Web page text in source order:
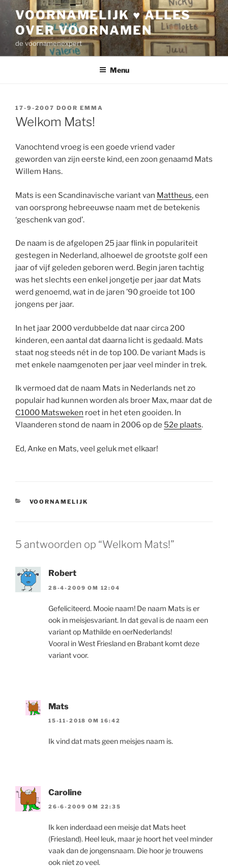
inhoud
VOORNAMELIJK ♥ ALLES
OVER VOORNAMEN
de voornamenexpert
Menu
GEPLAATST
OP
17-9-2007 DOOR EMMA
Welkom Mats!
Vanochtend vroeg is een goede vriend vader
geworden van zijn eerste kind, een zoon genaamd Mats
Willem Hans.
Mats is een Scandinavische variant van Mattheus, een
van oorsprong hebreeuwse naam met de betekenis
‘geschenk van god’.
De naam is de afgelopen 25 jaar flink in populariteit
gestegen in Nederland, alhoewel de grootste golf een
jaar of vijf geleden geboren werd. Begin jaren tachtig
was het slechts een enkel jongetje per jaar dat Mats
werd genoemd, wat in de jaren ’90 groeide tot 100
jongens per jaar.
In het jaar 2000 verdubbelde dat naar circa 200
kinderen, een aantal dat daarna licht is gedaald. Mats
staat nog steeds nét in de top 100. De variant Mads is
met enkele naamgenoten per jaar veel minder in trek.
Ik vermoed dat de naam Mats in Nederlands net zo
populair had kunnen worden als broer Max, maar dat de
C1000 Matsweken roet in het eten gooiden. In
Vlaanderen stond de naam in 2006 op de 52e plaats.
Ed, Anke en Mats, veel geluk met elkaar!
CATEGORIEËN
VOORNAMELIJK
5 antwoorden op “Welkom Mats!”
Robert
28-4-2009 OM 12:04
Gefeliciteerd. Mooie naam! De naam Mats is er
ook in meisjesvariant. In dat geval is de naam een
variant op Mathilde en oerNederlands!
Vooral in West Friesland en Brabant komt deze
variant voor.
Mats
15-11-2018 OM 16:42
Ik vind dat mats geen meisjes naam is.
Caroline
26-6-2009 OM 22:35
Ik ken inderdaad een meisje dat Mats heet
(Friesland). Heel leuk, maar je hoort het veel minder
vaak dan de jongensnaam. Die hoor je trouwens
ook niet zo veel.